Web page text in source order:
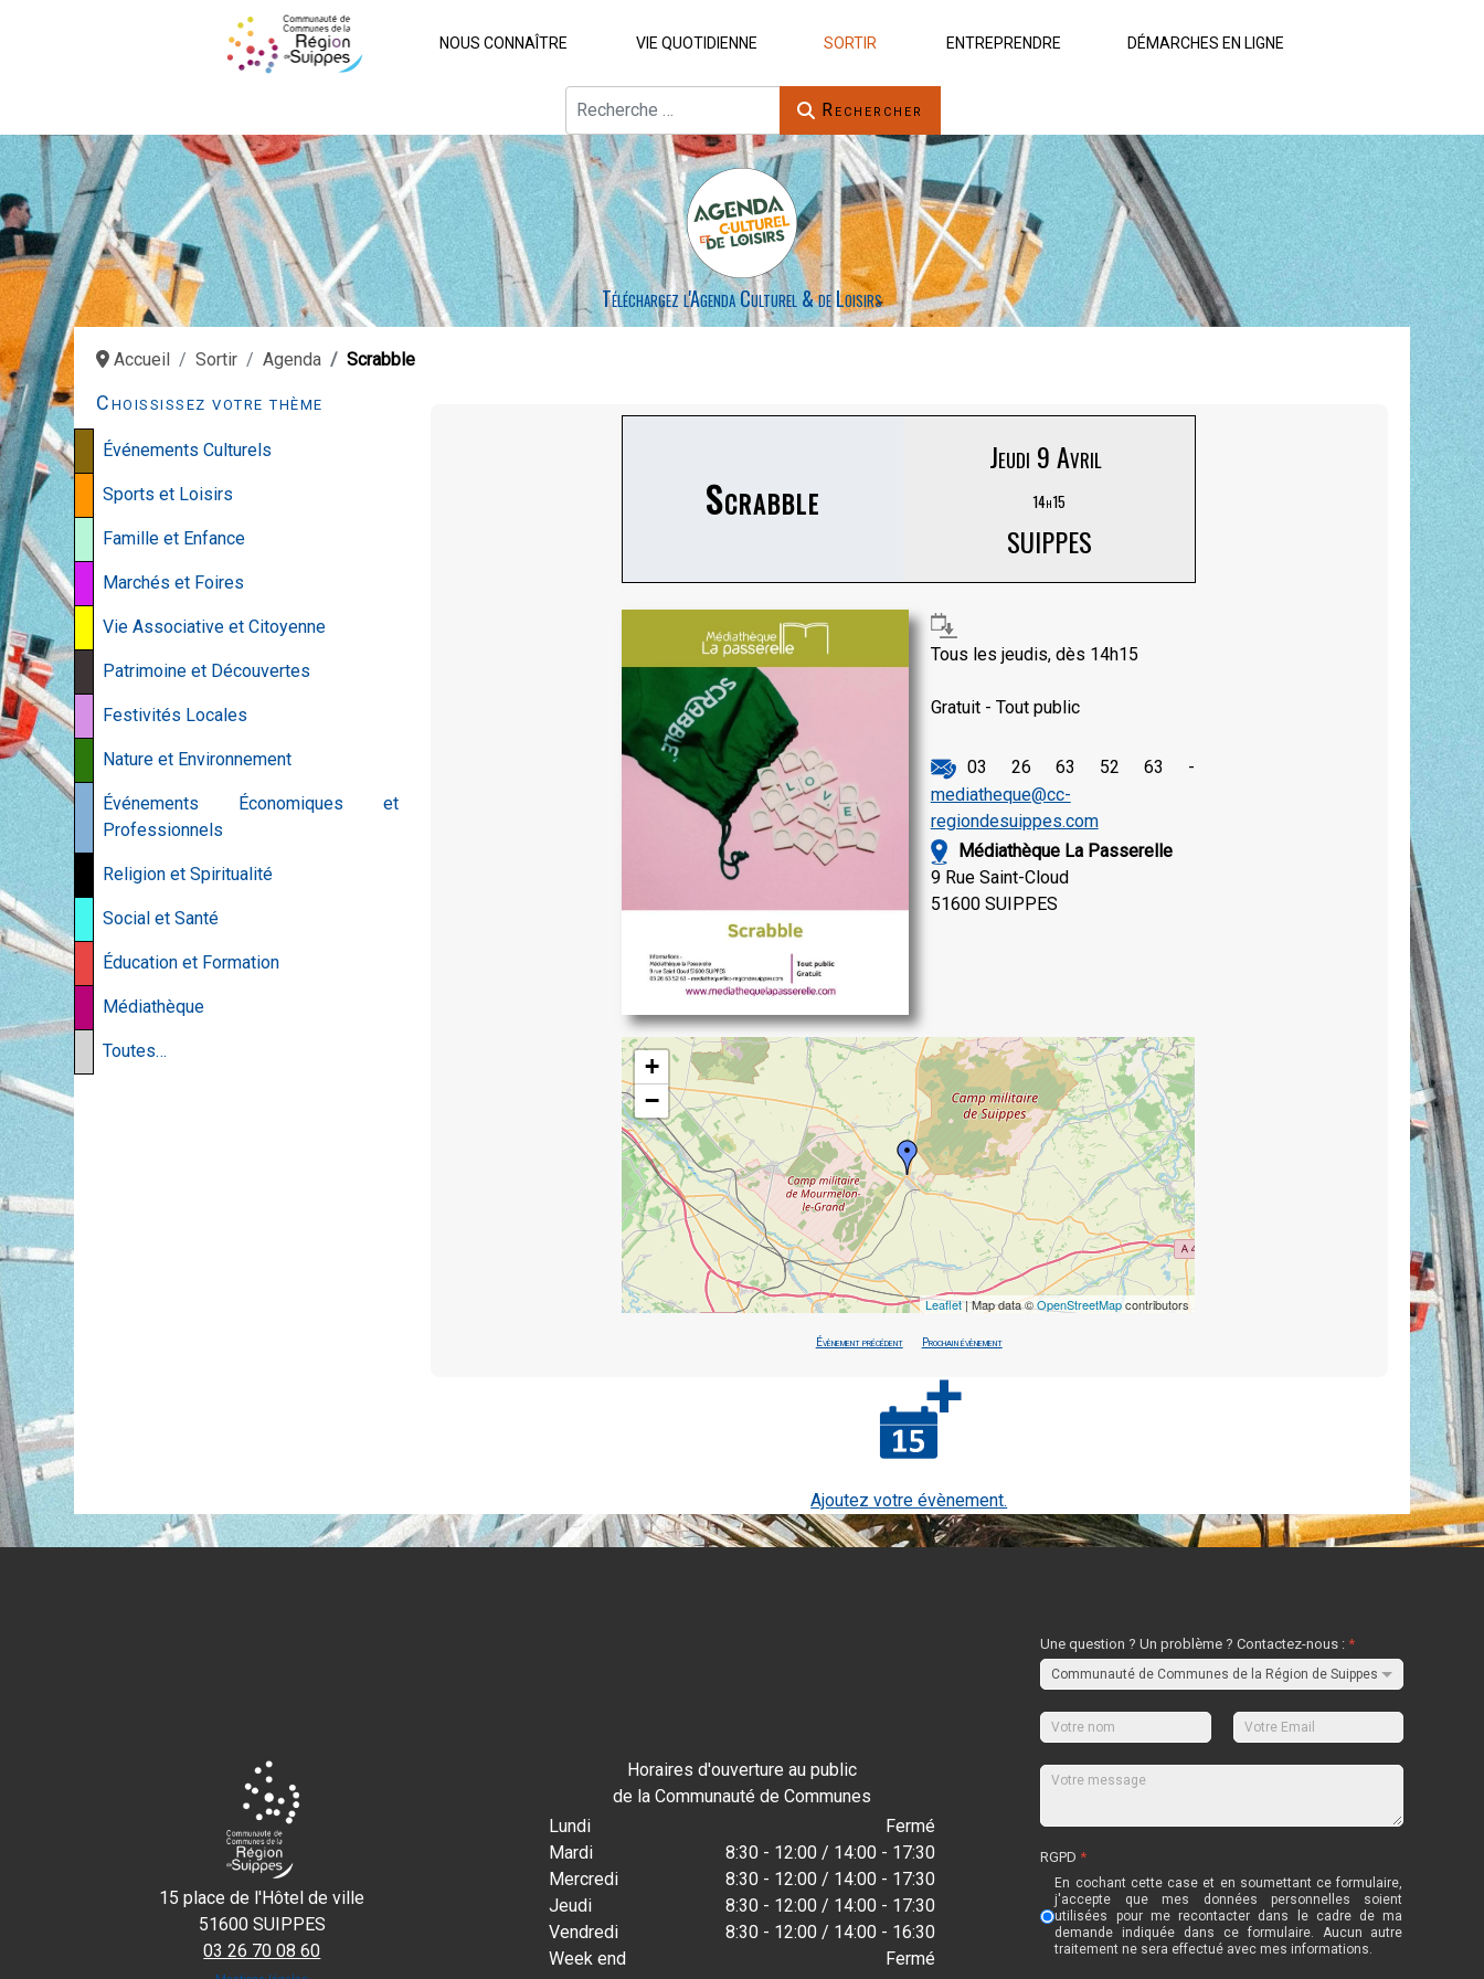
NOUS CONNAÎTRE VIE QUOTIDIENNE SORTIR ENTREPRENDRE DÉMARCHES EN LIGNE
Rechercher
Téléchargez l'Agenda Culturel & de Loisirs
Accueil Sortir Agenda Scrabble
Choississez votre thème
Événements Culturels
Sports et Loisirs
Famille et Enfance
Marchés et Foires
Vie Associative et Citoyenne
Patrimoine et Découvertes
Festivités Locales
Nature et Environnement
Événements Économiques et
Professionnels
Religion et Spiritualité
Social et Santé
Éducation et Formation
Médiathèque
Toutes…
Scrabble
Jeudi 9 Avril
14h15
SUIPPES
Tous les jeudis, dès 14h15
Gratuit - Tout public
03 26 63 52 63 -
mediatheque@cc-
regiondesuippes.com
Médiathèque La Passerelle
9 Rue Saint-Cloud
51600 SUIPPES
+
−
Leaflet| Map data ©OpenStreetMapcontributors
Évènement précédent Prochain évènement
Ajoutez votre évènement.
15 place de l'Hôtel de ville
51600 SUIPPES
03 26 70 08 60
Horaires d'ouverture au public
de la Communauté de Communes
Lundi
Fermé
Mardi
8:30 - 12:00 / 14:00 - 17:30
Mercredi
8:30 - 12:00 / 14:00 - 17:30
Jeudi
8:30 - 12:00 / 14:00 - 17:30
Vendredi
8:30 - 12:00 / 14:00 - 16:30
Week end
Fermé
Une question ? Un problème ? Contactez-nous :*
RGPD*
En cochant cette case et en soumettant ce formulaire,
j'accepte que mes données personnelles soient
utilisées pour me recontacter dans le cadre de ma
demande indiquée dans ce formulaire. Aucun autre
traitement ne sera effectué avec mes informations.